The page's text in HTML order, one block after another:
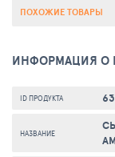
ПОХОЖИЕ ТОВАРЫ
ИНФОРМАЦИЯ О
ID ПРОДУКТА
НАЗВАНИЕ